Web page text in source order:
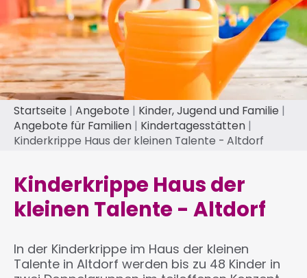
Pfadnavigation
Startseite Angebote
Kinder, Jugend und Familie
Angebote für Familien
Kindertagesstätten
Kinderkrippe Haus der kleinen Talente - Altdorf
Kinderkrippe Haus der
kleinen Talente - Altdorf
In der Kinderkrippe im Haus der kleinen
Talente in Altdorf werden bis zu 48 Kinder in